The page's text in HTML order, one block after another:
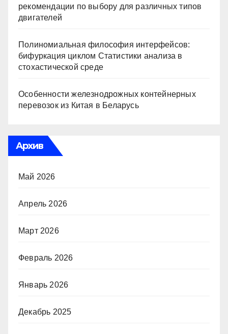
рекомендации по выбору для различных типов
двигателей
Полиномиальная философия интерфейсов:
бифуркация циклом Статистики анализа в
стохастической среде
Особенности железнодрожных контейнерных
перевозок из Китая в Беларусь
Архив
Май 2026
Апрель 2026
Март 2026
Февраль 2026
Январь 2026
Декабрь 2025